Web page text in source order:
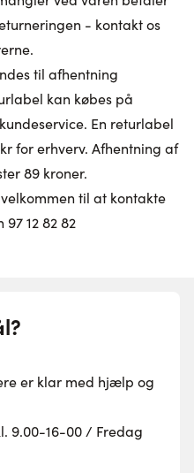
- kontakt os
til afhentning
kan købes på
En returlabel
for erhverv. Afhentning af
89 kroner.
til at kontakte
12 82 82
er klar med hjælp og
9.00-16-00 / Fredag